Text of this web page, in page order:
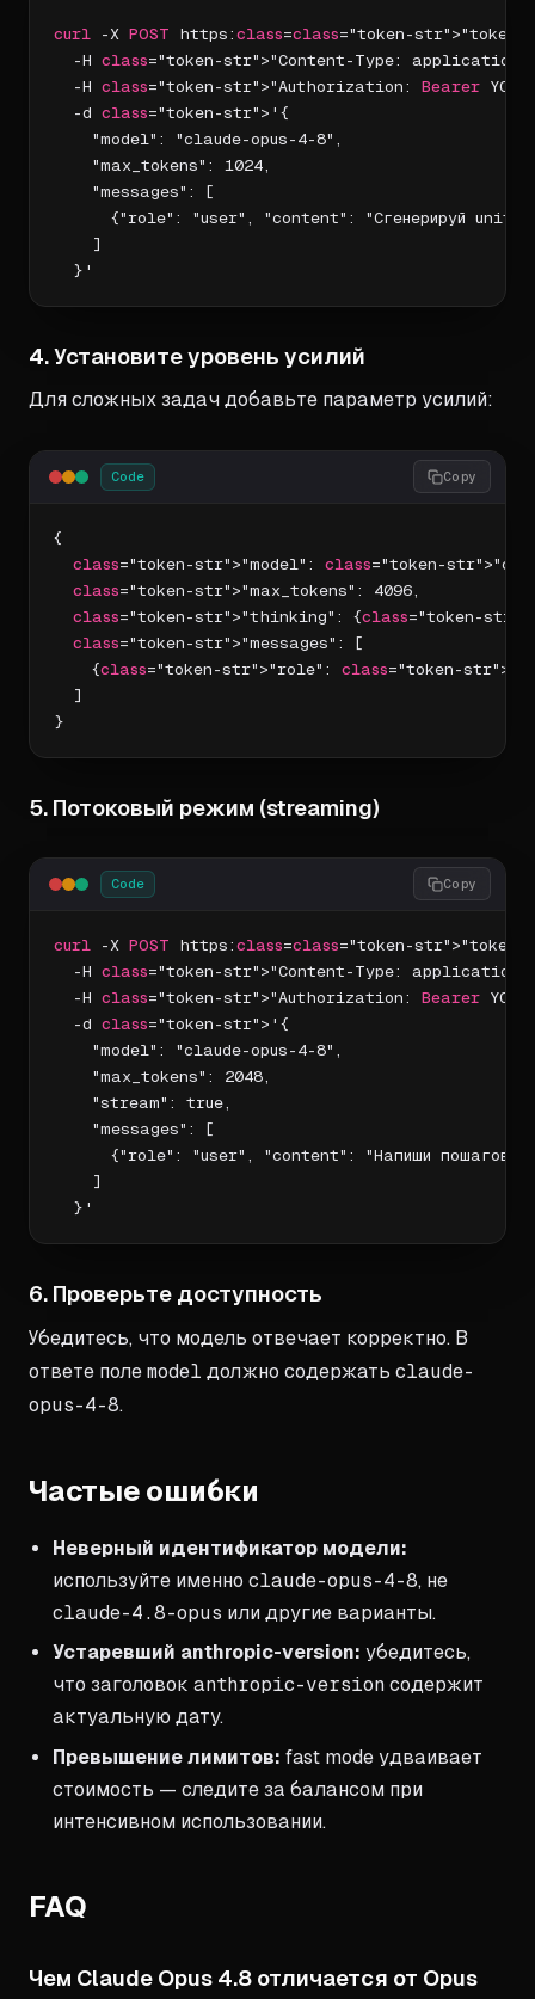
curl -X POST https: class=class="token-str">"token-
  -H
class="token-str">"Content-Type:
  -H
class="token-str">"Authorization: Bearer
  -d
class="token-str">'{
    "model": "claude-opus-4-8",
    "max_tokens": 1024,
    "messages": [
{"role": "user", "content": "Сгенерируй
    ]
  }'
4. Установите уровень усилий
Для сложных задач добавьте параметр усилий:
Code
{
class="token-str">"model": class="token-
class="token-str">"max_tokens": 4096,
class="token-str">"thinking": {class="token-
class="token-str">"messages": [
    {
class="token-str">"role": class="token-
  ]
}
Copy
5. Потоковый режим (streaming)
Code
curl -X POST https: class=class="token-str">"token-
  -H
class="token-str">"Content-Type:
  -H
class="token-str">"Authorization: Bearer
  -d
class="token-str">'{
    "model": "claude-opus-4-8",
    "max_tokens": 2048,
    "stream": true,
    "messages": [
{"role": "user", "content": "Напиши
    ]
  }'
Copy
6. Проверьте доступность
Убедитесь, что модель отвечает корректно. В
ответе поле model должно содержать claude-
opus-4-8.
Частые ошибки
Неверный идентификатор модели:
используйте именно claude-opus-4-8, не
claude-4.8-opus или другие варианты.
Устаревший anthropic-version: убедитесь,
что заголовок anthropic-version содержит
актуальную дату.
Превышение лимитов: fast mode удваивает
стоимость — следите за балансом при
интенсивном использовании.
FAQ
Чем Claude Opus 4.8 отличается от Opus